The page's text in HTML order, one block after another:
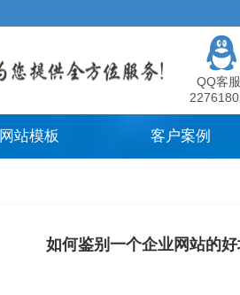
QQ客服
网站模板 客户案例
如何鉴别一个企业网站的